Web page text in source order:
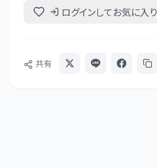
ログインしてお気に入り
共有